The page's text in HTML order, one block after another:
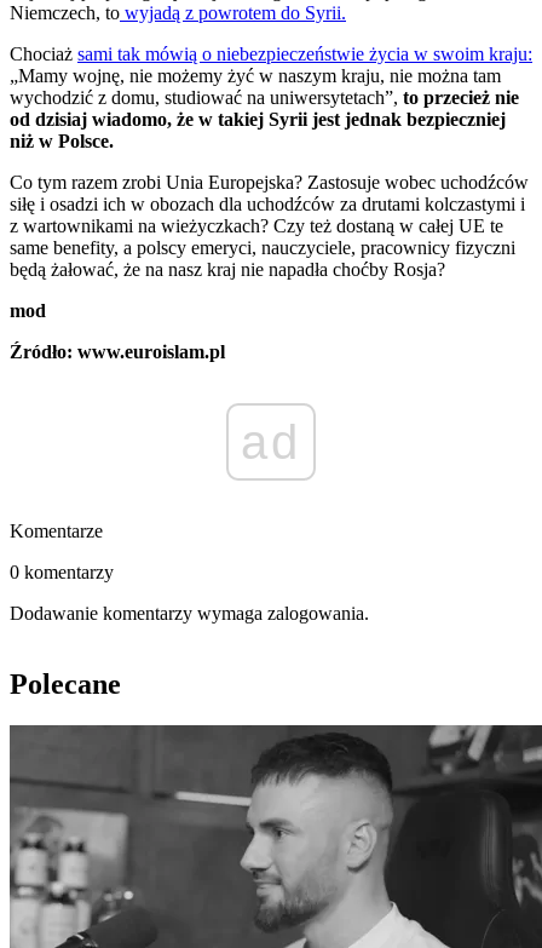
Niemczech, to wyjadą z powrotem do Syrii.
Chociaż sami tak mówią o niebezpieczeństwie życia w swoim kraju:
„Mamy wojnę, nie możemy żyć w naszym kraju, nie można tam
wychodzić z domu, studiować na uniwersytetach”, to przecież nie
od dzisiaj wiadomo, że w takiej Syrii jest jednak bezpieczniej
niż w Polsce.
Co tym razem zrobi Unia Europejska? Zastosuje wobec uchodźców
siłę i osadzi ich w obozach dla uchodźców za drutami kolczastymi i
z wartownikami na wieżyczkach? Czy też dostaną w całej UE te
same benefity, a polscy emeryci, nauczyciele, pracownicy fizyczni
będą żałować, że na nasz kraj nie napadła choćby Rosja?
mod
Źródło: www.euroislam.pl
ad
Komentarze
0 komentarzy
Dodawanie komentarzy wymaga zalogowania.
Polecane